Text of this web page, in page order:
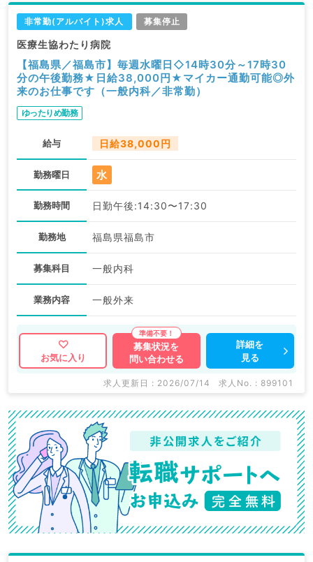
非常勤(アルバイト)求人 募集停止
医療生協わたり病院
【福島県／福島市】毎週水曜日◇14時30分～17時30
分の午後勤務★日給38,000円★マイカー通勤可能◎外
来のお仕事です（一般内科／非常勤）
ゆったりめ勤務
給与 日給38,000円
勤務曜日 水
勤務時間 日勤午後:14:30〜17:30
勤務地 福島県福島市
募集科目 一般内科
業務内容 一般外来
お気に入り
募集状況を
問い合わせる
詳細を
見る
求人更新日 : 2026/07/14 求人No. : 899101